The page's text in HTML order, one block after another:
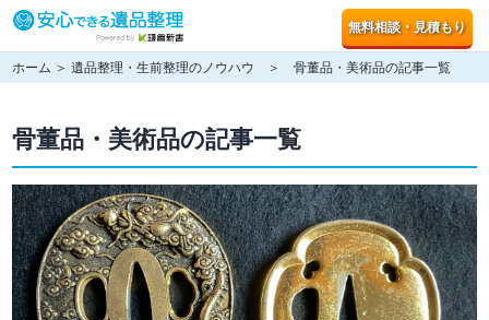
無料相談・見積もり
ホーム ＞遺品整理・生前整理のノウハウ ＞ 骨董品・美術品の記事一覧
骨董品・美術品の記事一覧